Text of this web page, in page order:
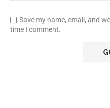
Save my name, email, and
time I comment.